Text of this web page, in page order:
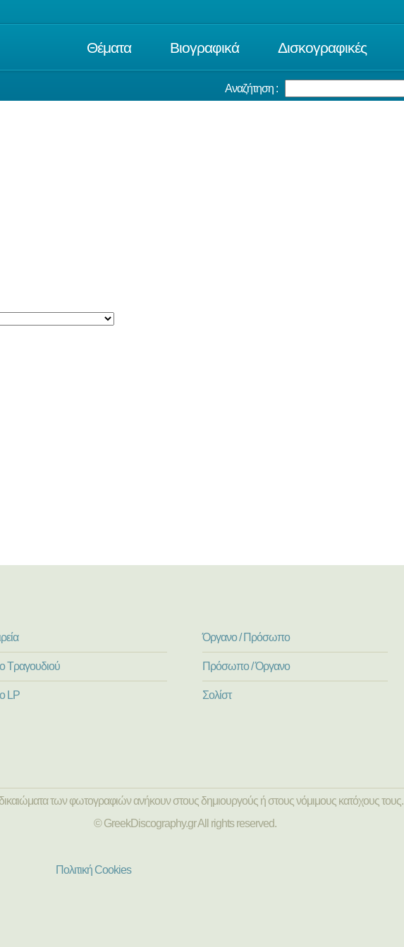
Θέματα Βιογραφικά Δισκογραφικές
Αναζήτηση :
Τραγουδιού
LP
Όργανο / Πρόσωπο
Πρόσωπο / Όργανο
Σολίστ
των φωτογραφιών ανήκουν στους δημιουργούς ή στους νόμιμους κατόχους τους.
© GreekDiscography.gr All rights reserved.
Πολιτική Cookies